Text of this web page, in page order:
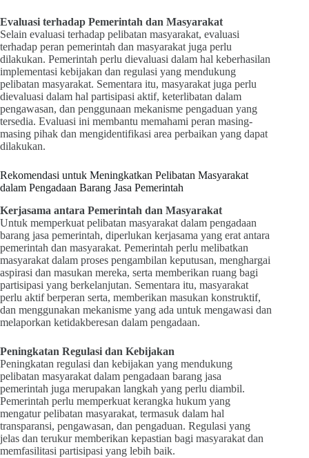
Evaluasi terhadap Pemerintah dan Masyarakat
Selain evaluasi terhadap pelibatan masyarakat, evaluasi
terhadap peran pemerintah dan masyarakat juga perlu
dilakukan. Pemerintah perlu dievaluasi dalam hal keberhasilan
implementasi kebijakan dan regulasi yang mendukung
pelibatan masyarakat. Sementara itu, masyarakat juga perlu
dievaluasi dalam hal partisipasi aktif, keterlibatan dalam
pengawasan, dan penggunaan mekanisme pengaduan yang
tersedia. Evaluasi ini membantu memahami peran masing-
masing pihak dan mengidentifikasi area perbaikan yang dapat
dilakukan.
Rekomendasi untuk Meningkatkan Pelibatan Masyarakat
dalam Pengadaan Barang Jasa Pemerintah
Kerjasama antara Pemerintah dan Masyarakat
Untuk memperkuat pelibatan masyarakat dalam pengadaan
barang jasa pemerintah, diperlukan kerjasama yang erat antara
pemerintah dan masyarakat. Pemerintah perlu melibatkan
masyarakat dalam proses pengambilan keputusan, menghargai
aspirasi dan masukan mereka, serta memberikan ruang bagi
partisipasi yang berkelanjutan. Sementara itu, masyarakat
perlu aktif berperan serta, memberikan masukan konstruktif,
dan menggunakan mekanisme yang ada untuk mengawasi dan
melaporkan ketidakberesan dalam pengadaan.
Peningkatan Regulasi dan Kebijakan
Peningkatan regulasi dan kebijakan yang mendukung
pelibatan masyarakat dalam pengadaan barang jasa
pemerintah juga merupakan langkah yang perlu diambil.
Pemerintah perlu memperkuat kerangka hukum yang
mengatur pelibatan masyarakat, termasuk dalam hal
transparansi, pengawasan, dan pengaduan. Regulasi yang
jelas dan terukur memberikan kepastian bagi masyarakat dan
memfasilitasi partisipasi yang lebih baik.